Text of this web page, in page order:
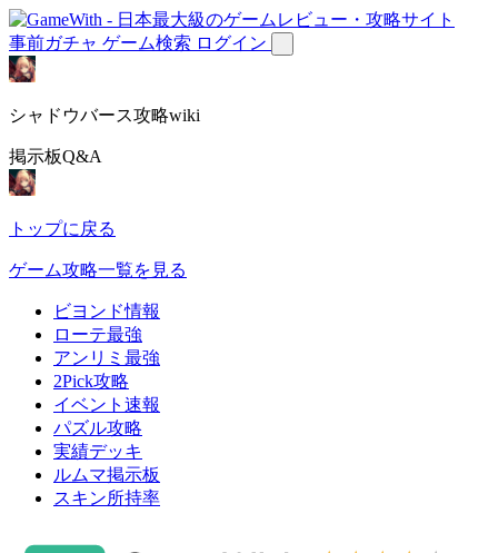
事前ガチャ ゲーム検索 ログイン
シャドウバース攻略wiki
掲示板Q&A
トップに戻る
ゲーム攻略一覧を見る
ビヨンド情報
ローテ最強
アンリミ最強
2Pick攻略
イベント速報
パズル攻略
実績デッキ
ルムマ掲示板
スキン所持率